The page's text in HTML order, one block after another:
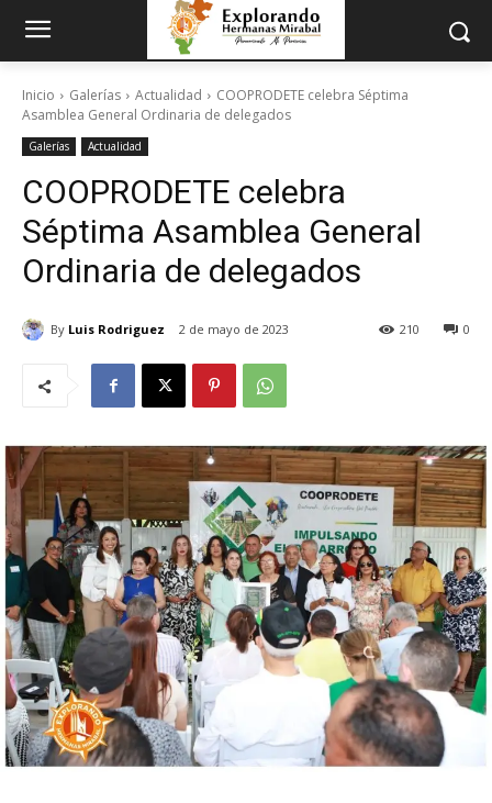
Inicio Galerías Actualidad
COOPRODETE celebra Séptima
Asamblea General Ordinaria de delegados
Galerías Actualidad
COOPRODETE celebra
Séptima Asamblea General
Ordinaria de delegados
By Luis Rodriguez 2 de mayo de 2023 0
210